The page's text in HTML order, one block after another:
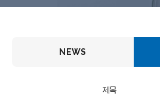
NEWS
제목